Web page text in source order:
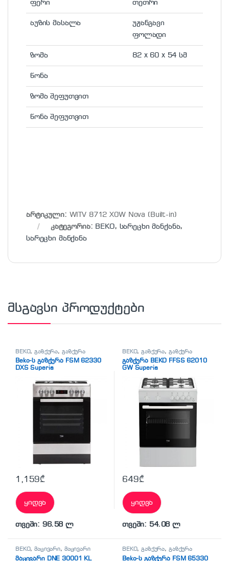
ფერი თეთრი
აუზის მასალა
უჟანგავი
ფოლადი
ზომა 82 x 60 x 54 სმ
წონა
ზომა შეფუთვით
წონა შეფუთვით
არტიკული: WITV 8712 X0W Nova (Built-in)
კატეგორია: BEKO, სარეცხი მანქანა,
სარეცხი მანქანა
მსგავსი პროდუქტები
BEKO,გაზქურა, გაზქურა
Beko-ს გაზქურა FSM 62330
DXS Superia
1,159₾
ყიდვა
თვეში: 96.58 ლ
BEKO,გაზქურა, გაზქურა
გაზქურა BEKO FFSS 62010
GW Superia
649₾
ყიდვა
თვეში: 54.08 ლ
BEKO,მაცივარი, მაცივარი
მაცივარი DNE 30001 KL
BEKO,გაზქურა, გაზქურა
Beko-ს გაზქურა FSM 65330